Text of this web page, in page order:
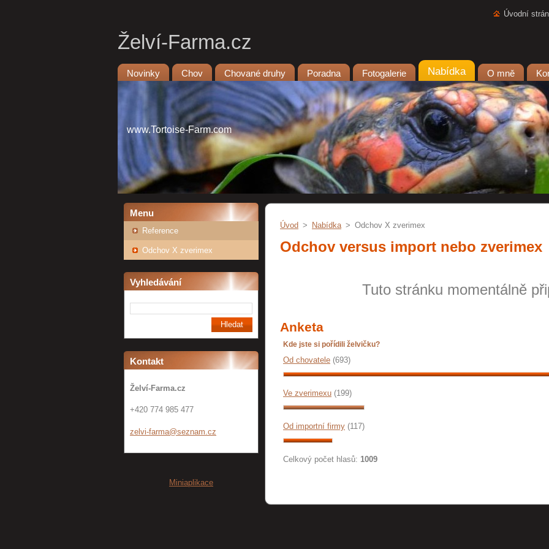
Úvodní
Želví-Farma.cz
Novinky Chov Chované druhy Poradna Fotogalerie Nabídka O mně
www.Tortoise-Farm.com
Menu
Reference
Odchov X zverimex
Vyhledávání
Kontakt
Želví-Farma.cz
+420 774 985 477
zelvi-farma@seznam.cz
Miniaplikace
Úvod > Nabídka > Odchov X zverimex
Odchov versus import nebo zverimex
Tuto stránku momentálně
Anketa
Kde jste si pořídili želvičku?
Od chovatele (693)
Ve zverimexu (199)
Od importní firmy (117)
Celkový počet hlasů: 1009